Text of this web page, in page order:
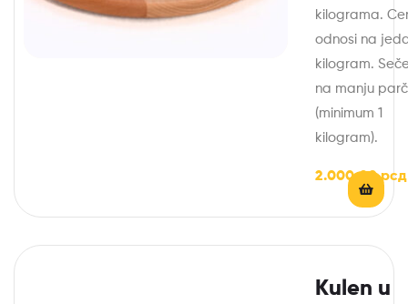
kilograma.
odnosi na
kilogram.
na manju
(minimum 1
kilogram).
2.000,00рсд
Kulen u